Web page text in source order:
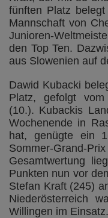
fünften Platz
Mannschaft von
Junioren-
den Top Ten.
aus Slowenien auf
Dawid Kubacki
Platz, gefolgt
(10.). Kubackis
Wochenende in
hat, genügte ein
Sommer-Grand-
Gesamtwertung
Punkten nun vor
Stefan Kraft (245)
Niederösterreich
Willingen im Einsatz.